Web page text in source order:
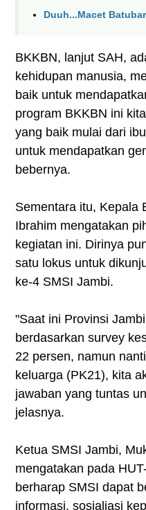
Duuh...Macet
BKKBN, lanjut SAH,
kehidupan manusia,
baik untuk
program BKKBN ini
yang baik mulai dari
untuk mendapatkan
bebernya.
Sementara itu, Kepala
Ibrahim mengatakan
kegiatan ini. Dirinya
satu lokus untuk
ke-4 SMSI Jambi.
"Saat ini Provinsi
berdasarkan survey
22 persen, namun
keluarga (PK21), kita
jawaban yang tuntas
jelasnya.
Ketua SMSI Jambi,
mengatakan pada
berharap SMSI dapat
informasi, sosialiasi